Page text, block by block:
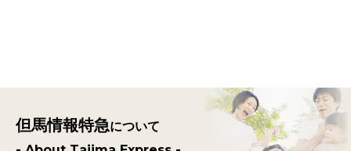
但馬情報特急について